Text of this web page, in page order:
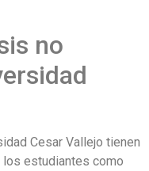
no
Cesar Vallejo tienen
los estudiantes como